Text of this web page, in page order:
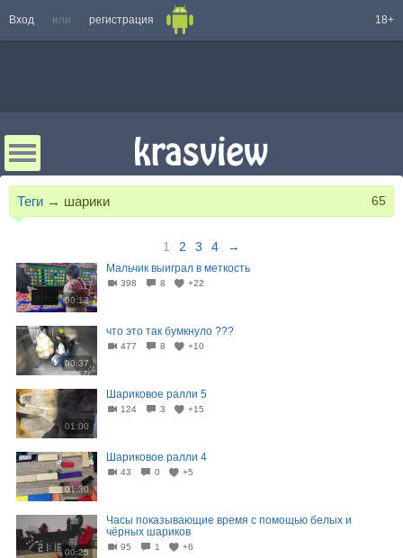
Вход или регистрация 18+
Теги → шарики 65
1 2 3 4 →
00:12
Мальчик выиграл в меткость
398 8 +22
00:37
что это так бумкнуло ???
477 8 +10
01:00
Шариковое ралли 5
124 3 +15
01:30
Шариковое ралли 4
43 0 +5
00:25
Часы показывающие время с помощью белых и
чёрных шариков
95 1 +6